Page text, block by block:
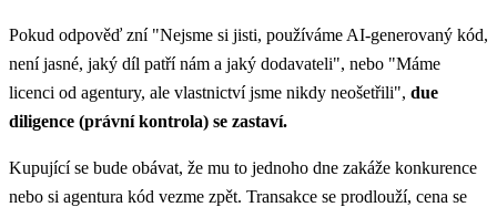
Pokud odpověď zní "Nejsme si jisti, používáme AI-generovaný kód,
není jasné, jaký díl patří nám a jaký dodavateli", nebo "Máme
licenci od agentury, ale vlastnictví jsme nikdy neošetřili", due
diligence (právní kontrola) se zastaví.
Kupující se bude obávat, že mu to jednoho dne zakáže konkurence
nebo si agentura kód vezme zpět. Transakce se prodlouží, cena se